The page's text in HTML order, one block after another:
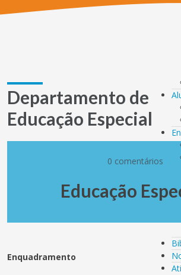
Departamento de
Educação Especial
0 comentários
Educação
Enquadramento